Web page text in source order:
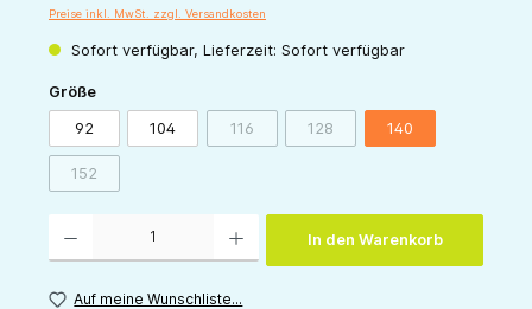
Preise inkl. MwSt. zzgl. Versandkosten
Sofort verfügbar, Lieferzeit: Sofort verfügbar
Größeauswählen
92 104 116(Diese Option ist zurzeit nicht verfügbar.)
128(Diese Option ist zurzeit nicht
140
152(Diese Option ist zurzeit nicht verfügbar.)
In den Warenkorb
Auf meine Wunschliste...